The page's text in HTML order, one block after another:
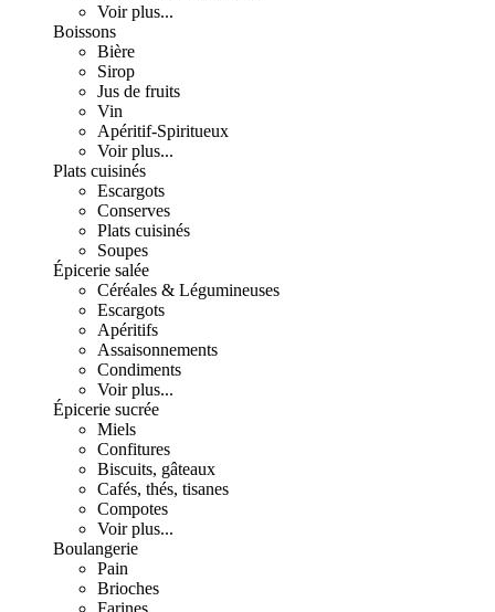
Voir plus...
Boissons
Bière
Sirop
Jus de fruits
Vin
Apéritif-Spiritueux
Voir plus...
Plats cuisinés
Escargots
Conserves
Plats cuisinés
Soupes
Épicerie salée
Céréales & Légumineuses
Escargots
Apéritifs
Assaisonnements
Condiments
Voir plus...
Épicerie sucrée
Miels
Confitures
Biscuits, gâteaux
Cafés, thés, tisanes
Compotes
Voir plus...
Boulangerie
Pain
Brioches
Farines